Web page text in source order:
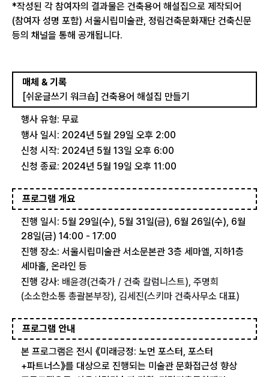
*작성된 각 참여자의 결과물은 건축용어 해설집으로 제작되어
(참여자 성명 포함) 서울시립미술관, 정림건축문화재단 건축신문
등의 채널을 통해 공개됩니다.
매체 & 기록
[쉬운글쓰기 워크숍] 건축용어 해설집 만들기
행사 유형: 무료
행사 일시: 2024년 5월 29일 오후 2:00
신청 시작: 2024년 5월 13일 오후 6:00
신청 종료: 2024년 5월 19일 오후 11:00
프로그램 개요
진행 일시: 5월 29일(수), 5월 31일(금), 6월 26일(수), 6월
28일(금) 14:00 - 17:00
진행 장소: 서울시립미술관 서소문본관 3층 세마엘, 지하1층
세마홀, 온라인 등
진행 강사: 배윤경(건축가 / 건축 칼럼니스트), 주명희
(소소한소통 총괄본부장), 김세진(스키마 건축사무소 대표)
프로그램 안내
본 프로그램은 전시 《미래긍정: 노먼 포스터, 포스터
+파트너스》를 대상으로 진행되는 미술관 문화접근성 향상